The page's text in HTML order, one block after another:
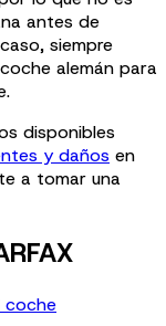
antes de
siempre
alemán para
disponibles
y daños en
a tomar una
coche